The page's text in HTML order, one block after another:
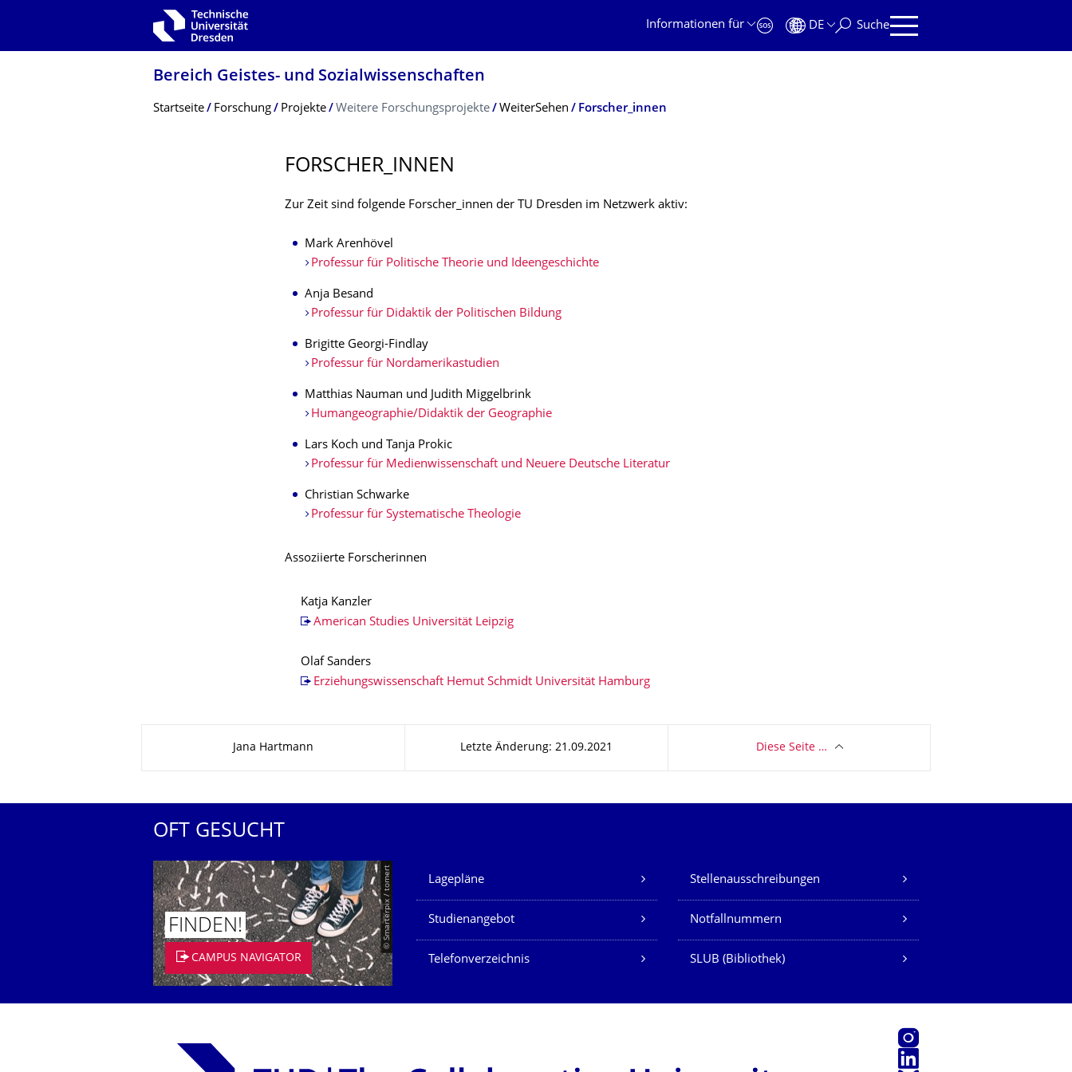
Zur Hauptnavigation springen
Informationen für
DE Suche
Bereich Geistes- und Sozialwissenschaf­ten
Breadcrumb-Menü
Startseite Forschung Projekte Weitere Forschungsprojekte WeiterSehen Forscher_innen
FORSCHER_INNEN
Zur Zeit sind folgende Forscher_innen der TU Dresden im Netzwerk aktiv:
Mark Arenhövel
Professur für Politische Theorie und Ideengeschichte
Anja Besand
Professur für Didaktik der Politischen Bildung
Brigitte Georgi-Findlay
Professur für Nordamerikastudien
Matthias Nauman und Judith Miggelbrink
Humangeographie/Didaktik der Geographie
Lars Koch und Tanja Prokic
Professur für Medienwissenschaft und Neuere Deutsche Literatur
Christian Schwarke
Professur für Systematische Theologie
Assoziierte Forscherinnen
Katja Kanzler
American Studies Universität Leipzig
Olaf Sanders
Erziehungswissenschaft Hemut Schmidt Universität Hamburg
Jana Hartmann Letzte Änderung: 21.09.2021 Diese Seite …
OFT GESUCHT
© Smarterpix / tomert
FINDEN!
CAMPUS NAVIGATOR
Unsere Dienste
Lagepläne Stellenausschreibungen
Studienangebot Notfallnummern
Telefonverzeichnis SLUB (Bibliothek)
Instagram
LinkedIn